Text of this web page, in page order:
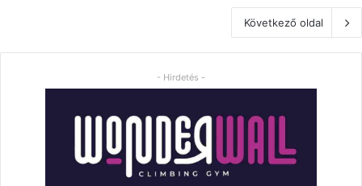
Következő oldal
- Hirdetés -